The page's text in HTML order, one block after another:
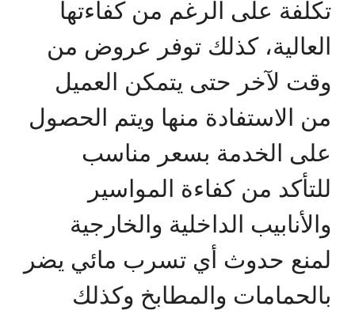
تكلفة على الرغم من كفاءتها
العالية، كذلك توفر عروض من
وقت لآخر حتى يتمكن العميل
من الاستفادة منها ويتم الحصول
على الخدمة بسعر مناسب
للتأكد من كفاءة المواسير
والأنابيب الداخلية والخارجية
لمنع حدوث أي تسرب مائي يضر
بالحمامات والمطابخ وكذلك